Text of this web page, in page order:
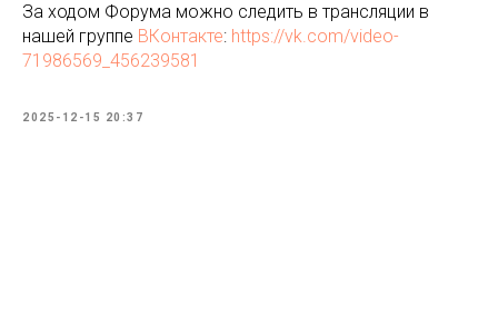
За ходом Форума можно следить в трансляции в
нашей группе ВКонтакте: https://vk.com/video-
71986569_456239581
2025-12-15 20:37